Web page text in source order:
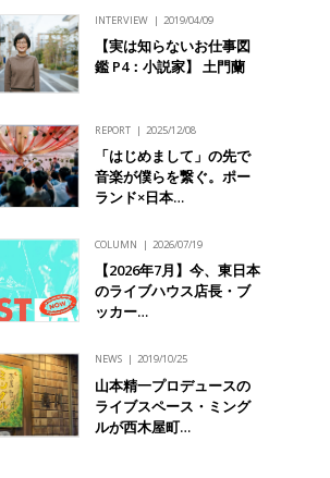
INTERVIEW 2019/04/09
【実は知らないお仕事図
鑑 P4：小説家】 土門蘭
REPORT 2025/12/08
「はじめまして」の先で
音楽が僕らを繋ぐ。ポー
ランド×日本…
COLUMN 2026/07/19
【2026年7月】今、東日本
のライブハウス店長・ブ
ッカー…
NEWS 2019/10/25
山本精一プロデュースの
ライブスペース・ミング
ルが西木屋町…